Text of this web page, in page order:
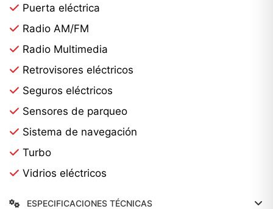
Puerta eléctrica
Radio AM/FM
Radio Multimedia
Retrovisores eléctricos
Seguros eléctricos
Sensores de parqueo
Sistema de navegación
Turbo
Vidrios eléctricos
ESPECIFICACIONES TÉCNICAS